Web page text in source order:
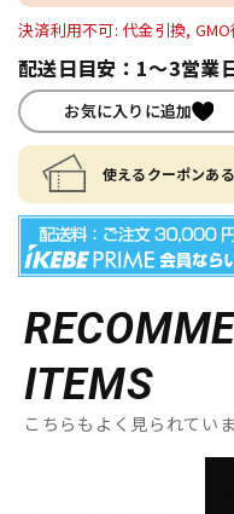
決済利用不可: 代金引換,
配送日目安：1～3営業
お気に入りに追加
使えるクーポンあ
ITEMS
こちらもよく見られてい